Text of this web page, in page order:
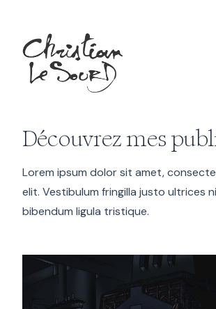
Découvrez mes
Lorem ipsum dolor sit amet,
elit. Vestibulum fringilla justo ultrices
bibendum ligula tristique.